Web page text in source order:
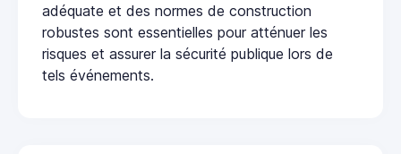
adéquate et des normes de construction
robustes sont essentielles pour atténuer les
risques et assurer la sécurité publique lors de
tels événements.